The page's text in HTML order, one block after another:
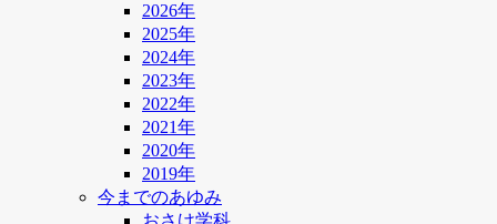
2026年
2025年
2024年
2023年
2022年
2021年
2020年
2019年
今までのあゆみ